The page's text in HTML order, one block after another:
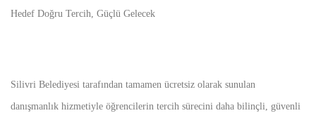
Hedef Doğru Tercih, Güçlü Gelecek
Silivri Belediyesi tarafından tamamen ücretsiz olarak sunulan
danışmanlık hizmetiyle öğrencilerin tercih sürecini daha bilinçli, güvenli